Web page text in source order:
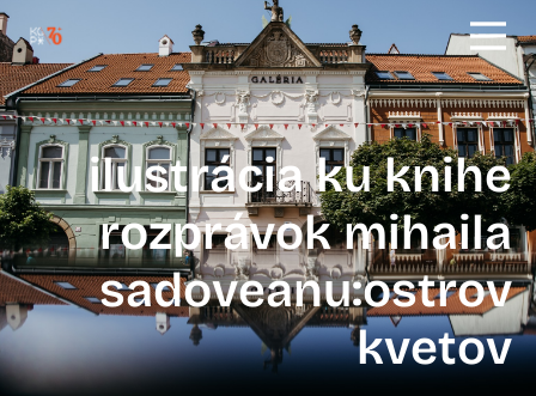
ilustrácia ku knihe
rozprávok mihaila
sadoveanu:ostrov
kvetov